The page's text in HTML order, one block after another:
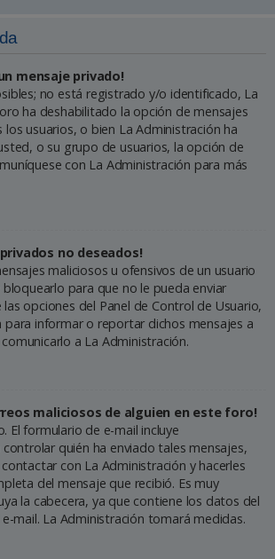
mensaje privado!
no está registrado y/o identificado, La
ha deshabilitado la opción de mensajes
usuarios, o bien La Administración ha
o su grupo de usuarios, la opción de
con La Administración para más
no deseados!
maliciosos u ofensivos de un usuario
para que no le pueda enviar
opciones del Panel de Control de Usuario,
informar o reportar dichos mensajes a
a La Administración.
maliciosos de alguien en este foro!
El formulario de e-mail incluye
quién ha enviado tales mensajes,
con La Administración y hacerles
del mensaje que recibió. Es muy
la cabecera, ya que contiene los datos del
mail. La Administración tomará medidas.